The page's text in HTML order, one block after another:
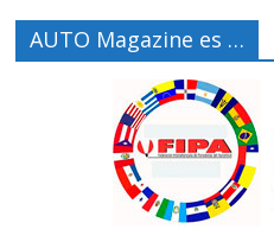
AUTO Magazine es …